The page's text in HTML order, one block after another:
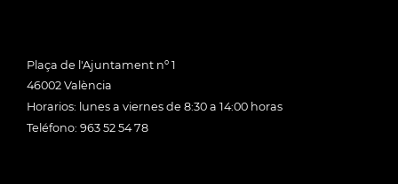
Plaça de l'Ajuntament nº 1
46002 València
Horarios: lunes a viernes de 8:30 a 14:00 horas
Teléfono: 963 52 54 78